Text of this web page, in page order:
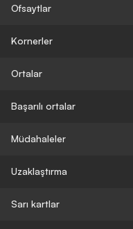
Ofsaytlar
Kornerler
Ortalar
Başarılı ortalar
Müdahaleler
Uzaklaştırma
Sarı kartlar